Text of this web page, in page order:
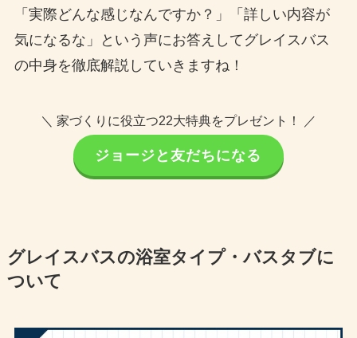
「実際どんな感じなんですか？」「詳しい内容が
気になるな」という声にお答えしてグレイスバス
の中身を徹底解説していきますね！
＼ 家づくりに役立つ22大特典をプレゼント！ ／
ジョージと友だちになる
グレイスバスの浴室タイプ・バスタブに
ついて